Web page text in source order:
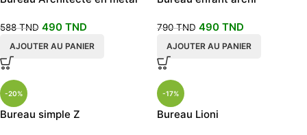
588TND 490 TND
AJOUTER AU PANIER
790TND 490 TND
AJOUTER AU PANIER
-20%
Bureau simple Z
-17%
Bureau Lioni